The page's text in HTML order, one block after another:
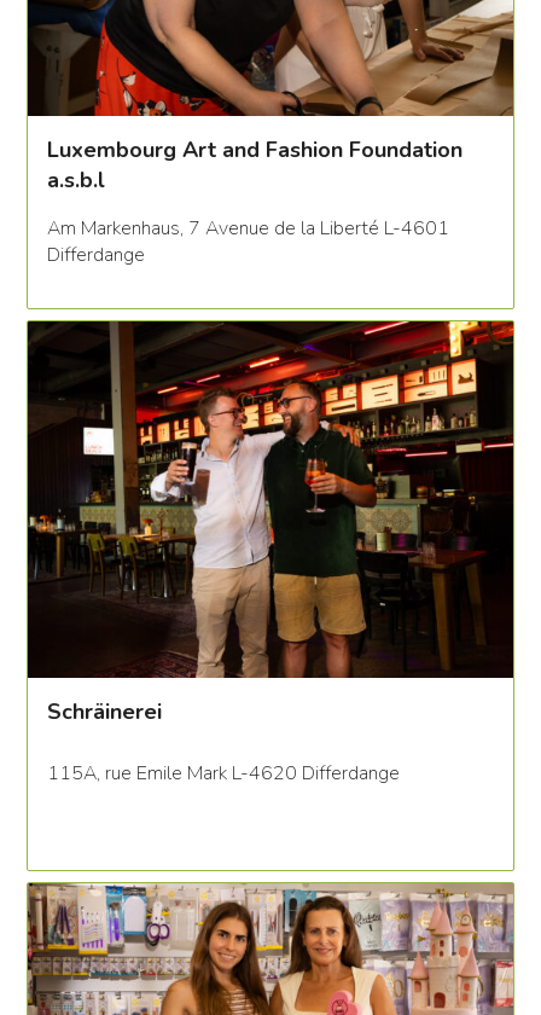
Luxembourg Art and Fashion Foundation
a.s.b.l
Am Markenhaus, 7 Avenue de la Liberté L-4601
Differdange
Schräinerei
115A, rue Emile Mark L-4620 Differdange